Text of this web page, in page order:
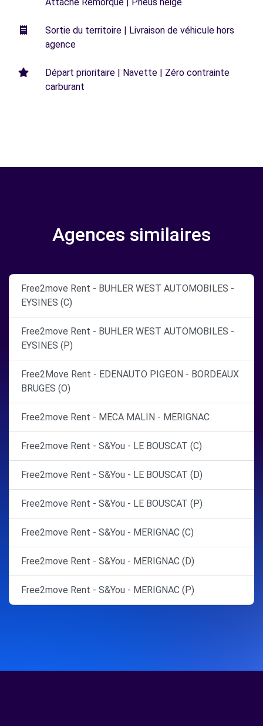
Sortie du territoire | Livraison de véhicule hors
agence
Départ prioritaire | Navette | Zéro contrainte
carburant
Agences similaires
Free2move Rent - BUHLER WEST AUTOMOBILES -
EYSINES (C)
Free2move Rent - BUHLER WEST AUTOMOBILES -
EYSINES (P)
Free2Move Rent - EDENAUTO PIGEON - BORDEAUX
BRUGES (O)
Free2move Rent - MECA MALIN - MERIGNAC
Free2move Rent - S&You - LE BOUSCAT (C)
Free2move Rent - S&You - LE BOUSCAT (D)
Free2move Rent - S&You - LE BOUSCAT (P)
Free2move Rent - S&You - MERIGNAC (C)
Free2move Rent - S&You - MERIGNAC (D)
Free2move Rent - S&You - MERIGNAC (P)